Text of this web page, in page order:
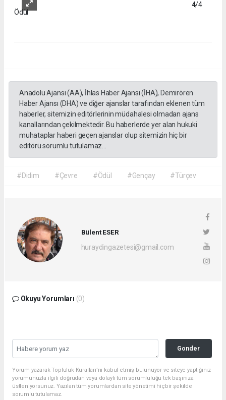
4/4
Ödül
Anadolu Ajansı (AA), İhlas Haber Ajansı (İHA), Demirören
Haber Ajansı (DHA) ve diğer ajanslar tarafından eklenen tüm
haberler, sitemizin editörlerinin müdahalesi olmadan ajans
kanallarından çekilmektedir. Bu haberlerde yer alan hukuki
muhataplar haberi geçen ajanslar olup sitemizin hiç bir
editörü sorumlu tutulamaz...
#Didim #Çevre #Ödül #Gençay #Türçev
Bülent ESER
huraydingazetesi@gmail.com
Okuyu Yorumları (0)
Gonder
Yorum yazarak Topluluk Kuralları’nı kabul etmiş bulunuyor ve siteye yaptığınız
yorumunuzla ilgili doğrudan veya dolaylı tüm sorumluluğu tek başınıza
üstleniyorsunuz. Yazılan tüm yorumlardan site yönetimi hiçbir şekilde
sorumlu tutulamaz.